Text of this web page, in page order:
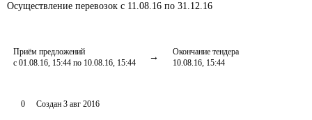
Осуществление перевозок с 11.08.16 по 31.12.16
Приём предложений
с 01.08.16, 15:44 по 10.08.16, 15:44
Окончание тендера
10.08.16, 15:44
0 Создан 3 авг 2016